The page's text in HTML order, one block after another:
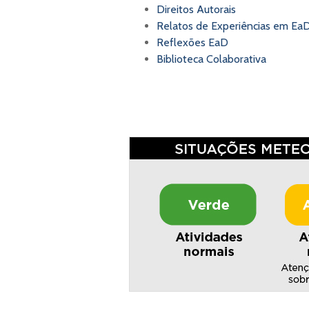
Direitos Autorais
Relatos de Experiências em
Reflexões EaD
Biblioteca Colaborativa